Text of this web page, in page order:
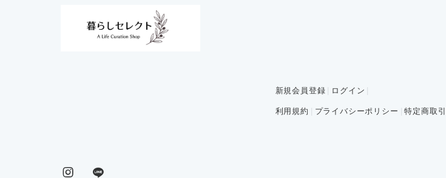
新規会員登録 ログイン
利用規約 プライバシーポリシー 特定商取